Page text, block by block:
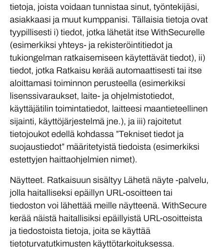
tietoja, joista voidaan tunnistaa sinut, työntekijäsi,
asiakkaasi ja muut kumppanisi. Tällaisia tietoja ovat
tyypillisesti i) tiedot, jotka lähetät itse WithSecurelle
(esimerkiksi yhteys- ja rekisteröintitiedot ja
tukiongelman ratkaisemiseen käytettävät tiedot), ii)
tiedot, jotka Ratkaisu kerää automaattisesti tai itse
aloittamasi toiminnon perusteella (esimerkiksi
lisenssivaraukset, laite- ja ohjelmistotiedot,
käyttäjätilin toimintatiedot, laitteesi maantieteellinen
sijainti, käyttöjärjestelmä jne.), ja iii) rajoitetut
tietojoukot edellä kohdassa ”Tekniset tiedot ja
suojaustiedot” määritetyistä tiedoista (esimerkiksi
estettyjen haittaohjelmien nimet).
Näytteet. Ratkaisuun sisältyy Lähetä näyte -palvelu,
jolla haitalliseksi epäillyn URL-osoitteen tai
tiedoston voi lähettää meille näytteenä. WithSecure
kerää näistä haitallisiksi epäillyistä URL-osoitteista
ja tiedostoista tietoja, joita se käyttää
tietoturvatutkimusten käyttötarkoituksessa.